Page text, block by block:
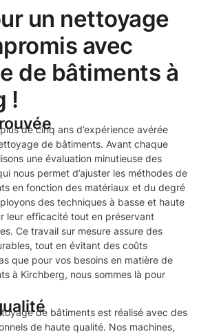
un nettoyage
avec
de bâtiments à
!
de cinq ans d’expérience avérée
de bâtiments. Avant chaque
une évaluation minutieuse des
nous permet d’ajuster les méthodes de
en fonction des matériaux et du degré
des techniques à basse et haute
leur efficacité tout en préservant
Ce travail sur mesure assure des
tout en évitant des coûts
que pour vos besoins en matière de
à Kirchberg, nous sommes là pour
de bâtiments est réalisé avec des
de haute qualité. Nos machines,